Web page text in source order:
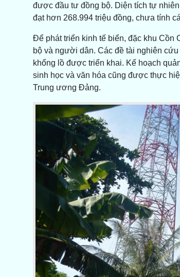
được đầu tư đồng bộ. Diện tích tự
đạt hơn 268.994 triệu đồng, chưa tính
Để phát triển kinh tế biển, đặc khu Cồn
bộ và người dân. Các đề tài nghiên
khổng lồ được triển khai. Kế hoạch
sinh học và văn hóa cũng được thực
Trung ương Đảng.